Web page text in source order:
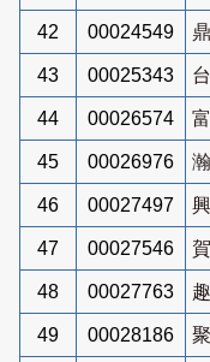
42 00024549
43 00025343
44 00026574
45 00026976
46 00027497
47 00027546
48 00027763
49 00028186